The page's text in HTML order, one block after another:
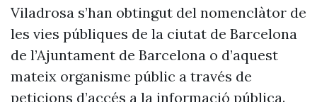
Viladrosa s’han obtingut del nomenclàtor de
les vies públiques de la ciutat de Barcelona
de l’Ajuntament de Barcelona o d’aquest
mateix organisme públic a través de
peticions d’accés a la informació pública.